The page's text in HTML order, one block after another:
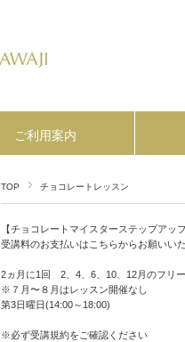
ご利用案内
TOP チョコレートレッスン
【チョコレートマイスターステップアッ
受講料のお支払いはこちらからお願いいた
2ヵ月に1回 2、4、6、10、12月のフリー
※７月〜８月はレッスン開催なし
第3日曜日(14:00～18:00)
※必ず受講規約をご確認ください